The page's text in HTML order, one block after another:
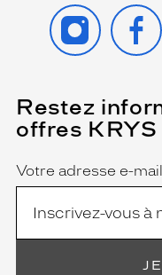
INSTAGRAM
Restez
offres KRYS
Name
Votre adresse e-mail
(Ce
champ
est
obligatoire)